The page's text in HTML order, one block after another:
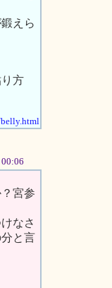
えら
方
宮参
なさ
と言